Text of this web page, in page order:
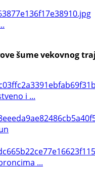
šume vekovnog
i ...
...